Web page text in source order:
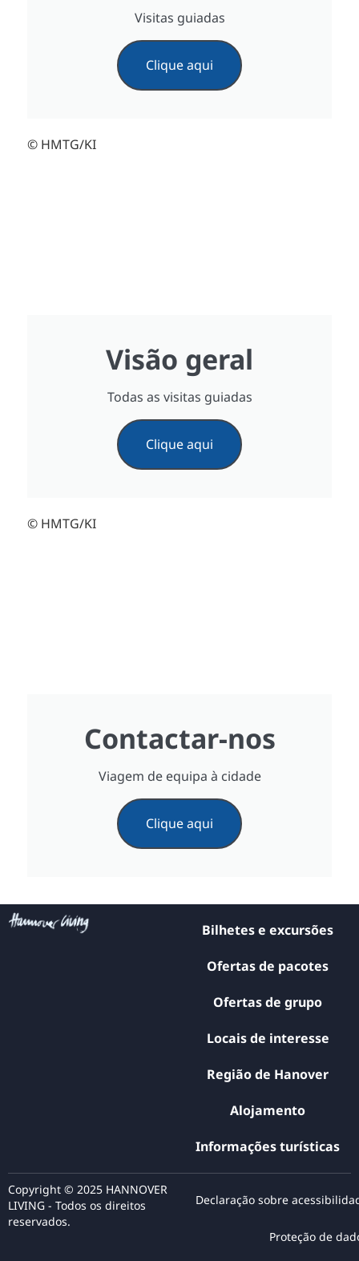
Visitas guiadas
Clique aqui
© HMTG/KI
Visão geral
Todas as visitas guiadas
Clique aqui
© HMTG/KI
Contactar-nos
Viagem de equipa à cidade
Clique aqui
Bilhetes e excursões
Ofertas de pacotes
Ofertas de grupo
Locais de interesse
Região de Hanover
Alojamento
Informações turísticas
Copyright © 2025 HANNOVER
LIVING - Todos os direitos
reservados.
Declaração sobre
Proteção de